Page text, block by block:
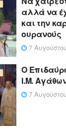
αλλά να
και την
ουρανούς
7
Ο
Ι.Μ.
7